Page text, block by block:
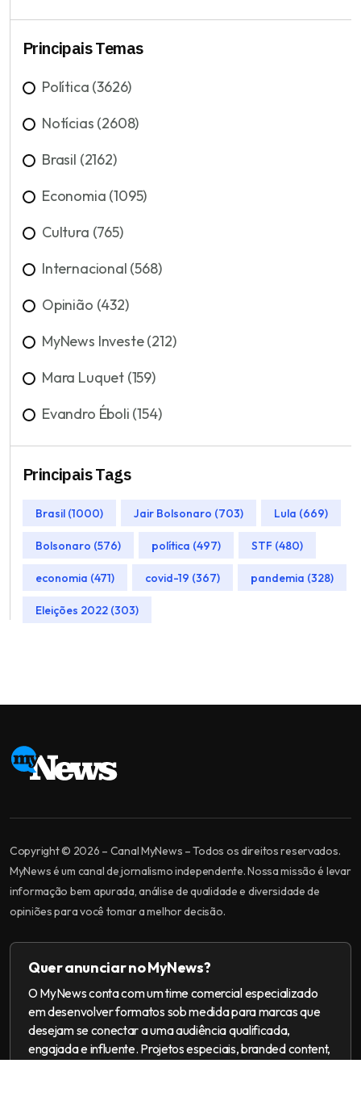
Principais Temas
Política (3626)
Notícias (2608)
Brasil (2162)
Economia (1095)
Cultura (765)
Internacional (568)
Opinião (432)
MyNews Investe (212)
Mara Luquet (159)
Evandro Éboli (154)
Principais Tags
Brasil (1000) Jair Bolsonaro (703) Lula (669)
Bolsonaro (576) política (497) STF (480)
economia (471) covid-19 (367) pandemia (328)
Eleições 2022 (303)
Copyright © 2026 – Canal MyNews – Todos os direitos reservados.
MyNews é um canal de jornalismo independente. Nossa missão é levar
informação bem apurada, análise de qualidade e diversidade de
opiniões para você tomar a melhor decisão.
Quer anunciar no MyNews?
O MyNews conta com um time comercial especializado
em desenvolver formatos sob medida para marcas que
desejam se conectar a uma audiência qualificada,
engajada e influente. Projetos especiais, branded content,